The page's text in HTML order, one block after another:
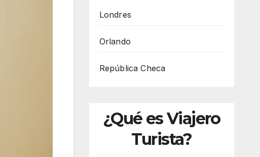
Londres
Orlando
República Checa
¿Qué es Viajero
Turista?